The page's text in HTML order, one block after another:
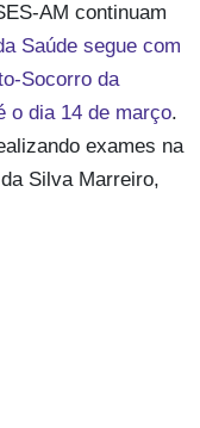
AM continuam
Saúde segue com
Socorro da
o dia 14 de março.
exames na
Silva Marreiro,